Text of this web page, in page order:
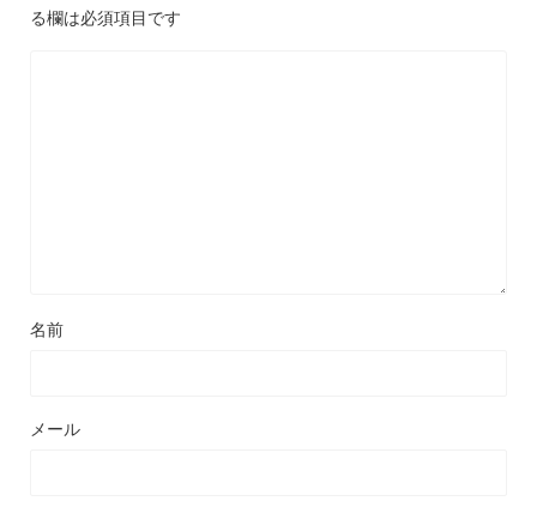
る欄は必須項目です
名前
メール